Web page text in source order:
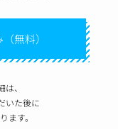
無料）
、
いた後に
ます。